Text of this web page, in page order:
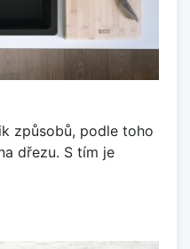
způsobů, podle toho
dřezu. S tím je